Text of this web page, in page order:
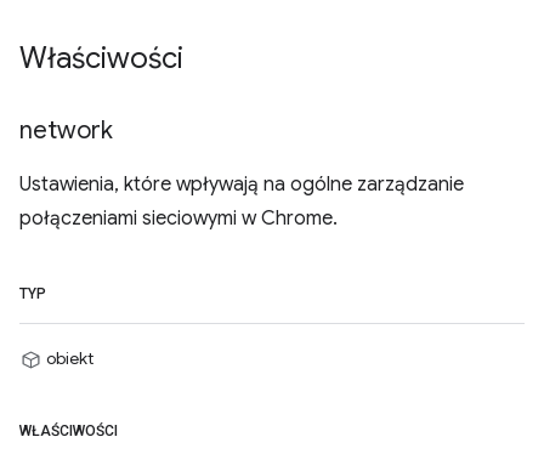
Właściwości
network
Ustawienia, które wpływają na ogólne zarządzanie
połączeniami sieciowymi w Chrome.
TYP
obiekt
WŁAŚCIWOŚCI